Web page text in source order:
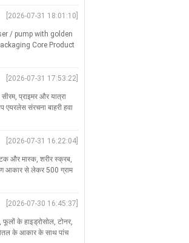
[2026-07-31 18:01:10]
/ pump with golden
Core Product
[2026-07-31 17:53:22]
प्राइमर और यात्रा
संरचना बाहरी हवा
[2026-07-31 16:22:04]
और मास्क, शरीर स्क्रब,
आकार से लेकर 500 ग्राम
[2026-07-30 16:45:37]
फूलों के हाइड्रोसोल, टोनर,
के आकार के साथ पांच